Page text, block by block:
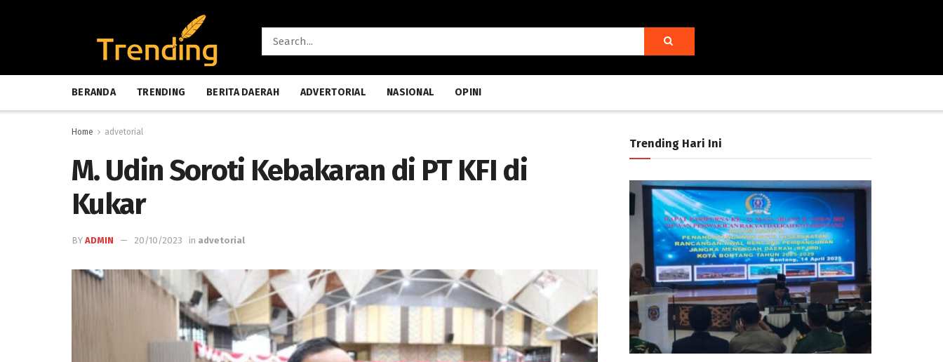
BERANDA TRENDING BERITA DAERAH ADVERTORIAL NASIONAL OPINI
Home advetorial
M. Udin Soroti Kebakaran di PT KFI di
Kukar
BY ADMIN 20/10/2023 in advetorial
Trending Hari Ini